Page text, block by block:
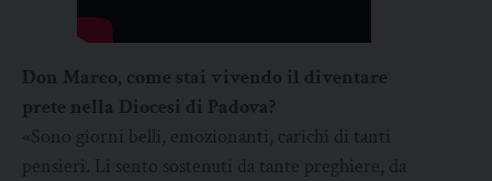
Don Marco, come stai vivendo il diventare
prete nella Diocesi di Padova?
«Sono giorni belli, emozionanti, carichi di tanti
pensieri. Li sento sostenuti da tante preghiere, da